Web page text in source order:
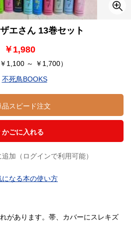
エさん 13巻セット
￥1,980
1,100 ～ ￥1,700）
不死鳥BOOKS
品スピード注文
かごに入れる
加（ログインで利用可能）
になる本の使い方
があります。帯、カバーにスレキズ